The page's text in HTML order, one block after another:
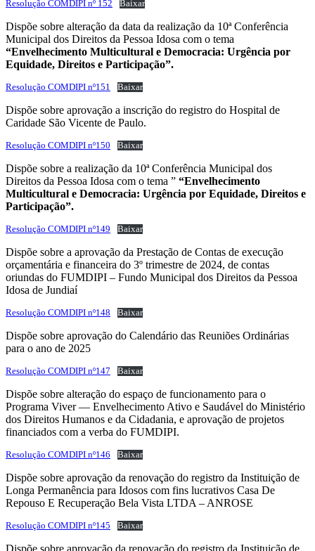
Resolução COMDIPI nº 152 Baixar
Dispõe sobre alteração da data da realização da 10ª Conferência
Municipal dos Direitos da Pessoa Idosa com o tema
“Envelhecimento Multicultural e Democracia: Urgência por
Equidade, Direitos e Participação”.
Resolução COMDIPI nº151 Baixar
Dispõe sobre aprovação a inscrição do registro do Hospital de
Caridade São Vicente de Paulo.
Resolução COMDIPI nº150 Baixar
Dispõe sobre a realização da 10ª Conferência Municipal dos
Direitos da Pessoa Idosa com o tema ” “Envelhecimento
Multicultural e Democracia: Urgência por Equidade, Direitos e
Participação”.
Resolução COMDIPI nº149 Baixar
Dispõe sobre a aprovação da Prestação de Contas de execução
orçamentária e financeira do 3º trimestre de 2024, de contas
oriundas do FUMDIPI – Fundo Municipal dos Direitos da Pessoa
Idosa de Jundiaí
Resolução COMDIPI nº148 Baixar
Dispõe sobre aprovação do Calendário das Reuniões Ordinárias
para o ano de 2025
Resolução COMDIPI nº147 Baixar
Dispõe sobre alteração do espaço de funcionamento para o
Programa Viver — Envelhecimento Ativo e Saudável do Ministério
dos Direitos Humanos e da Cidadania, e aprovação de projetos
financiados com a verba do FUMDIPI.
Resolução COMDIPI nº146 Baixar
Dispõe sobre aprovação da renovação do registro da Instituição de
Longa Permanência para Idosos com fins lucrativos Casa De
Repouso E Recuperação Bela Vista LTDA – ANROSE
Resolução COMDIPI nº145 Baixar
Dispõe sobre aprovação da renovação do registro da Instituição de